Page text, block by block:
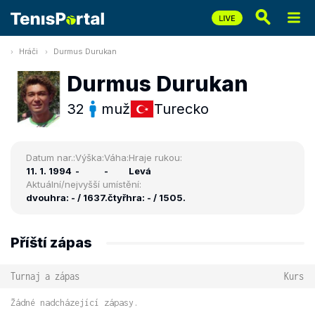
Hráči Durmus Durukan
Durmus Durukan
32 muž Turecko
Datum nar.:
11. 1. 1994
Výška:
-
Váha:
-
Hraje rukou:
Levá
Aktuální/nejvyšší umístění:
dvouhra: - / 1637.čtyřhra: - / 1505.
Příští zápas
Turnaj a zápas Kurs
Žádné nadcházející zápasy.